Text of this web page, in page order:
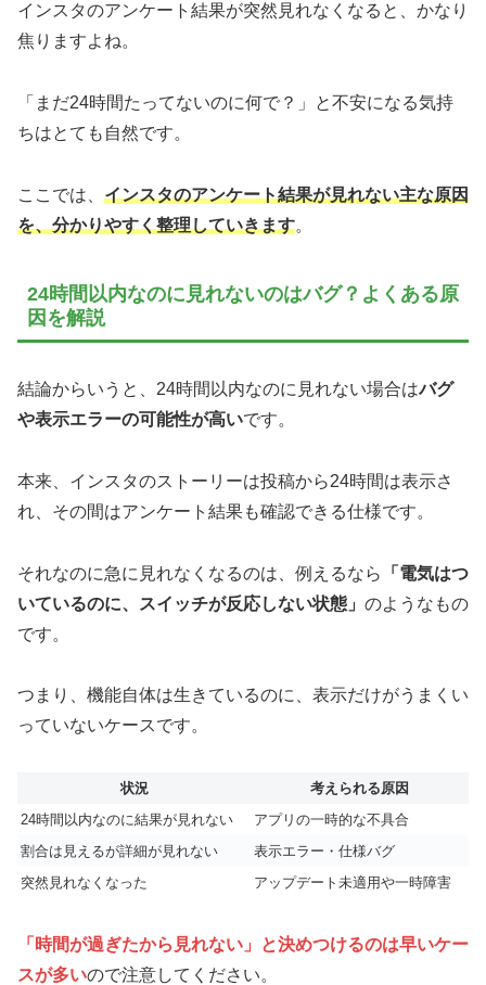
インスタのアンケート結果が突然見れなくなると、かなり
焦りますよね。
「まだ24時間たってないのに何で？」と不安になる気持
ちはとても自然です。
ここでは、 インスタのアンケート結果が見れない主な原因
を、分かりやすく整理していきます。
24時間以内なのに見れないのはバグ？よくある原
因を解説
結論からいうと、24時間以内なのに見れない場合はバグ
や表示エラーの可能性が高いです。
本来、インスタのストーリーは投稿から24時間は表示さ
れ、その間はアンケート結果も確認できる仕様です。
それなのに急に見れなくなるのは、例えるなら
「電気はつ
いているのに、スイッチが反応しない状態」 のようなもの
です。
つまり、機能自体は生きているのに、表示だけがうまくい
っていないケースです。
状況
考えられる原因
24時間以内なのに結果が見れない
アプリの一時的な不具合
割合は見えるが詳細が見れない
表示エラー・仕様バグ
突然見れなくなった
アップデート未適用や一時障害
「時間が過ぎたから見れない」と決めつけるのは早いケー
スが多いので注意してください。